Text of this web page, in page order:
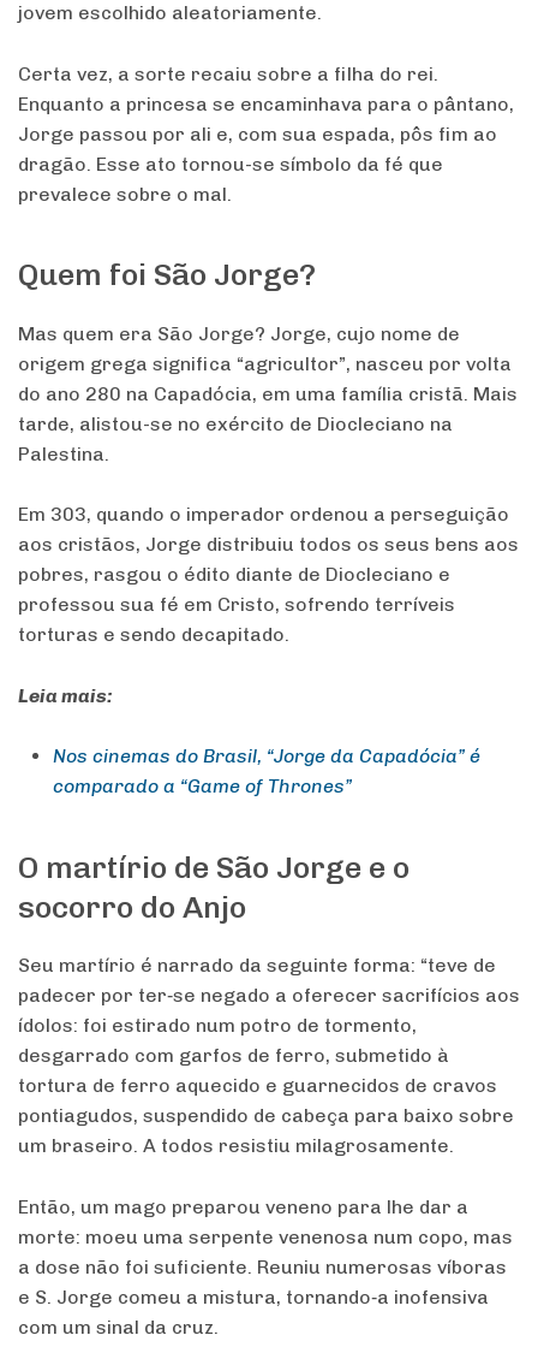
jovem escolhido aleatoriamente.
Certa vez, a sorte recaiu sobre a filha do rei.
Enquanto a princesa se encaminhava para o pântano,
Jorge passou por ali e, com sua espada, pôs fim ao
dragão. Esse ato tornou-se símbolo da fé que
prevalece sobre o mal.
Quem foi São Jorge?
Mas quem era São Jorge? Jorge, cujo nome de
origem grega significa “agricultor”, nasceu por volta
do ano 280 na Capadócia, em uma família cristã. Mais
tarde, alistou-se no exército de Diocleciano na
Palestina.
Em 303, quando o imperador ordenou a perseguição
aos cristãos, Jorge distribuiu todos os seus bens aos
pobres, rasgou o édito diante de Diocleciano e
professou sua fé em Cristo, sofrendo terríveis
torturas e sendo decapitado.
Leia mais:
Nos cinemas do Brasil, “Jorge da Capadócia” é
comparado a “Game of Thrones”
O martírio de São Jorge e o
socorro do Anjo
Seu martírio é narrado da seguinte forma: “teve de
padecer por ter‐se negado a oferecer sacrifícios aos
ídolos: foi estirado num potro de tormento,
desgarrado com garfos de ferro, submetido à
tortura de ferro aquecido e guarnecidos de cravos
pontiagudos, suspendido de cabeça para baixo sobre
um braseiro. A todos resistiu milagrosamente.
Então, um mago preparou veneno para lhe dar a
morte: moeu uma serpente venenosa num copo, mas
a dose não foi suficiente. Reuniu numerosas víboras
e S. Jorge comeu a mistura, tornando‐a inofensiva
com um sinal da cruz.